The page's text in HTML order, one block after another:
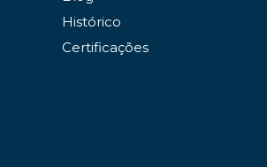
Histórico
Certificações